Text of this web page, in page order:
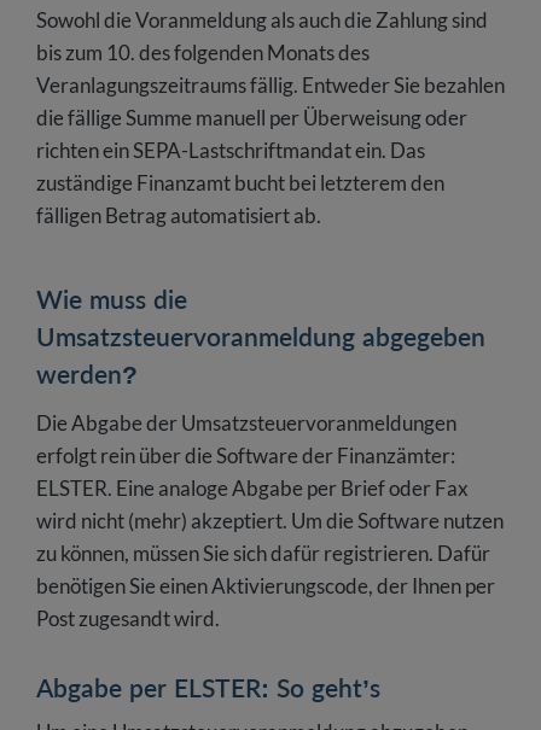
Sowohl die Voranmeldung als auch die Zahlung sind
bis zum 10. des folgenden Monats des
Veranlagungszeitraums fällig. Entweder Sie bezahlen
die fällige Summe manuell per Überweisung oder
richten ein SEPA-Lastschriftmandat ein. Das
zuständige Finanzamt bucht bei letzterem den
fälligen Betrag automatisiert ab.
Wie muss die
Umsatzsteuervoranmeldung abgegeben
werden?
Die Abgabe der Umsatzsteuervoranmeldungen
erfolgt rein über die Software der Finanzämter:
ELSTER. Eine analoge Abgabe per Brief oder Fax
wird nicht (mehr) akzeptiert. Um die Software nutzen
zu können, müssen Sie sich dafür registrieren. Dafür
benötigen Sie einen Aktivierungscode, der Ihnen per
Post zugesandt wird.
Abgabe per ELSTER: So geht’s